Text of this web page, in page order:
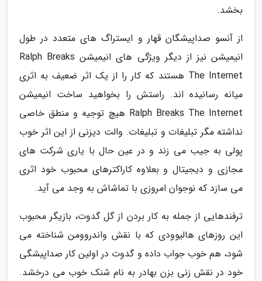
بخشد.
از آنسو صداپیشگان قهار و ایستراگ های متعدد در طول
انیمیشن نیز از دیگر ویژگی های انیمیشن Ralph Breaks
The Internet هستند که کار را از یک اثر ضعیف به اثری
میانه رسانیده اند. راستش را بخواهید ساخت انیمیشن
Ralph Breaks The Internet هیچ توجیه و منطق خاصی
نداشته مگر تبلیغات و تبلیغات. والت دیزنی از این اثر خوب
پولی به جیب می زند و در عین حال با یاری شرکت های
مجازی و دیجیتال و بعلاوه کاراکترهای محبوب خود اثری
می سازد که نوجوان امروزی با تماشاش به وجد می آید.
ترفندهایی از جمله به کار بردن از گل گدوت، بازیگر محبوب
این روزهای هالیوودی که با نقش واندروومن شناخته می
شود، هم خوب جواب داده و گدوت در اولین کار صداپیشگی
خود در نقش زنی بزن بهادر به نام شنک خوب می درخشد.